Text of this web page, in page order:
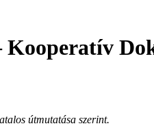
Kooperatív
útmutatása szerint.